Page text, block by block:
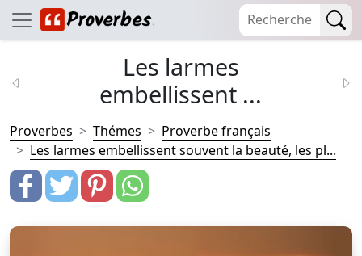
Les larmes
embellissent ...
Proverbes Thémes
Proverbe français
Les larmes embellissent souvent la beauté, les pl...